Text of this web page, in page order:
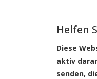
Helfen
Diese
aktiv
senden,